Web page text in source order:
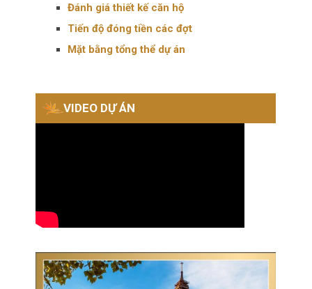
Đánh giá thiết kế căn hộ
Tiến độ đóng tiền các đợt
Mặt bằng tổng thể dự án
VIDEO DỰ ÁN